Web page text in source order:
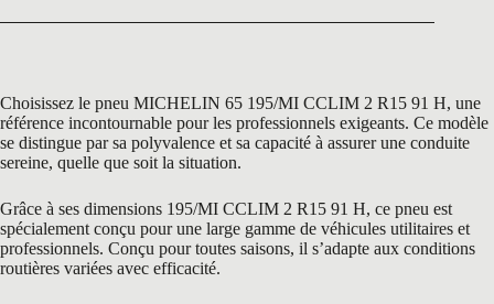
Choisissez le pneu MICHELIN 65 195/MI CCLIM 2 R15 91 H, une
référence incontournable pour les professionnels exigeants. Ce modèle
se distingue par sa polyvalence et sa capacité à assurer une conduite
sereine, quelle que soit la situation.
Grâce à ses dimensions 195/MI CCLIM 2 R15 91 H, ce pneu est
spécialement conçu pour une large gamme de véhicules utilitaires et
professionnels. Conçu pour toutes saisons, il s’adapte aux conditions
routières variées avec efficacité.